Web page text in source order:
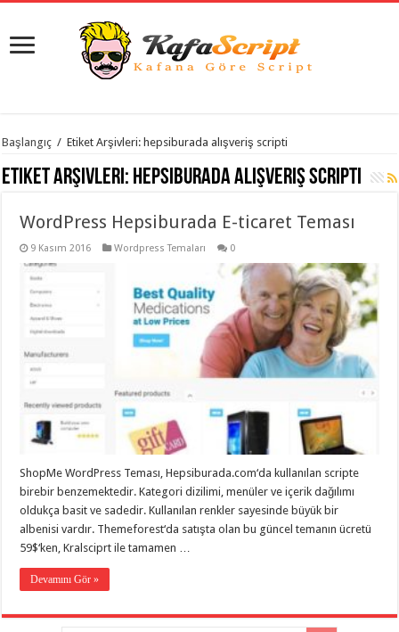
istanbul
evden
eve
organizasyon,
evden
taşımacılık
evden
taşımacılık,
gaziantep
taşımacılık
evden
taşımacılık,
gaziantep
evden
gaziantep
evden
taşımacılık,
gaziantep
evden
taşımacılık,
gaziantep
Başlangıç / Etiket Arşivleri: hepsiburada alışveriş scripti
Etiket Arşivleri: hepsiburada alışveriş scripti
WordPress Hepsiburada E-ticaret Teması
9 Kasım 2016 Wordpress Temaları 0
ShopMe WordPress Teması, Hepsiburada.com‘da kullanılan scripte
birebir benzemektedir. Kategori dizilimi, menüler ve içerik dağılımı
oldukça basit ve sadedir. Kullanılan renkler sayesinde büyük bir
albenisi vardır. Themeforest‘da satışta olan bu güncel temanın ücretü
59$‘ken, Kralsciprt ile tamamen …
Devamını Gör »